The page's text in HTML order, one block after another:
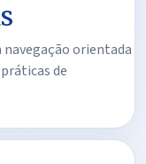
orientada
de